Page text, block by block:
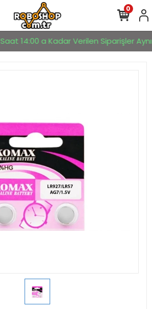
Saat 14:00 a Kadar Verilen Siparişler
0